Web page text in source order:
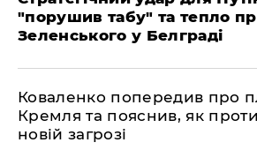
"порушив табу" та тепло
Зеленського у Белграді
Коваленко попередив про
Кремля та пояснив, як
новій загрозі